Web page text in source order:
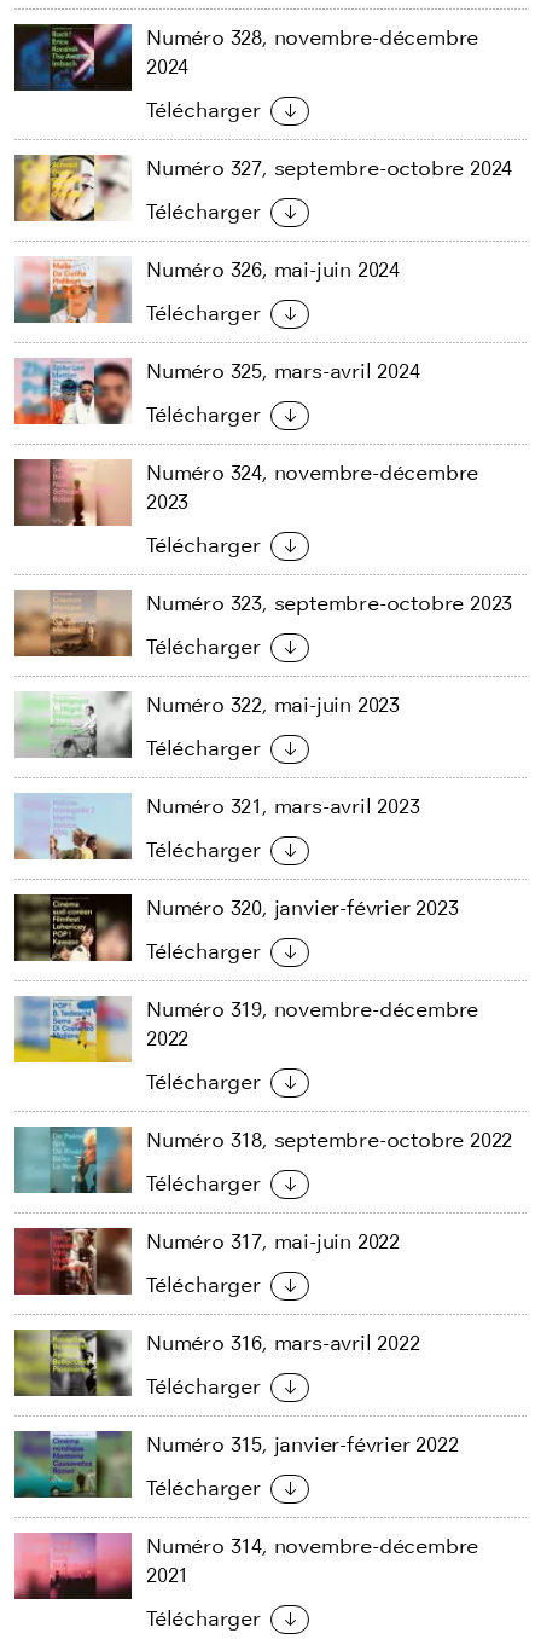
Numéro 328, novembre-décembre
2024
Télécharger
Numéro 327, septembre-octobre 2024
Télécharger
Numéro 326, mai-juin 2024
Télécharger
Numéro 325, mars-avril 2024
Télécharger
Numéro 324, novembre-décembre
2023
Télécharger
Numéro 323, septembre-octobre 2023
Télécharger
Numéro 322, mai-juin 2023
Télécharger
Numéro 321, mars-avril 2023
Télécharger
Numéro 320, janvier-février 2023
Télécharger
Numéro 319, novembre-décembre
2022
Télécharger
Numéro 318, septembre-octobre 2022
Télécharger
Numéro 317, mai-juin 2022
Télécharger
Numéro 316, mars-avril 2022
Télécharger
Numéro 315, janvier-février 2022
Télécharger
Numéro 314, novembre-décembre
2021
Télécharger